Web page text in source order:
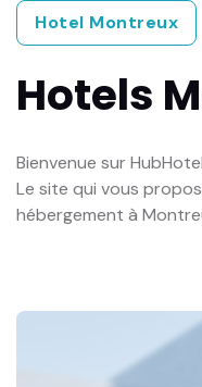
Hotel Montreux
Hotels
Bienvenue sur
Le site qui vous
hébergement à